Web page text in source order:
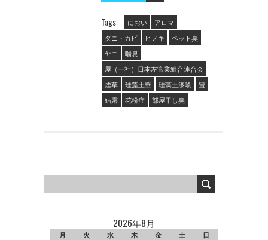
Tags: におい
アロマ
ダニ・カビ
ヒノキ
ペット臭
ヤニ
喘息
屋（一社）日本左官業組合連合会
煙草
珪藻土壁 珪藻土漆喰
畳
結露
花粉症 部屋干し臭
2026年8月
月 火 水 木 金 土 日